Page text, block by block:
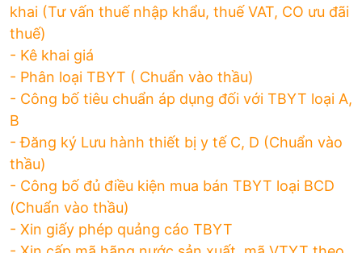
khai (Tư vấn thuế nhập khẩu, thuế VAT, CO ưu đãi
thuế)
- Kê khai giá
- Phân loại TBYT ( Chuẩn vào thầu)
- Công bố tiêu chuẩn áp dụng đối với TBYT loại A,
B
- Đăng ký Lưu hành thiết bị y tế C, D (Chuẩn vào
thầu)
- Công bố đủ điều kiện mua bán TBYT loại BCD
(Chuẩn vào thầu)
- Xin giấy phép quảng cáo TBYT